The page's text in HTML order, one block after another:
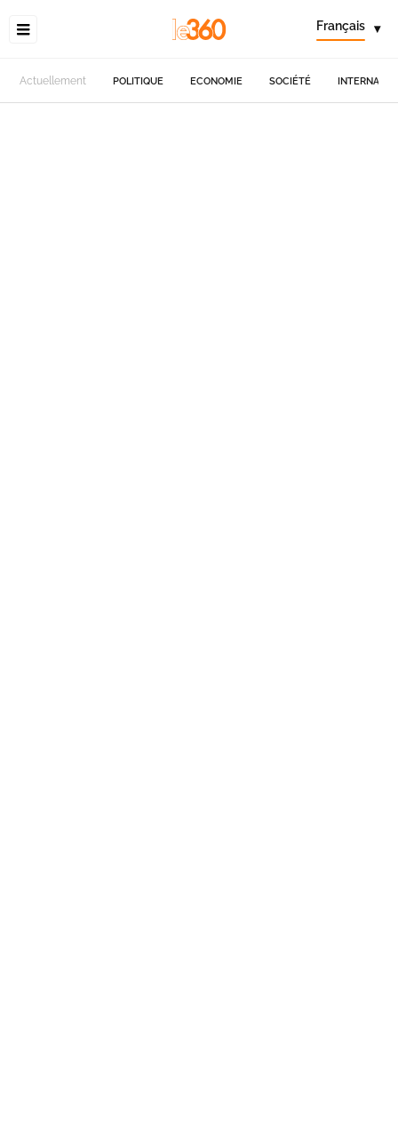
Français ▾
Actuellement POLITIQUE ECONOMIE SOCIÉTÉ